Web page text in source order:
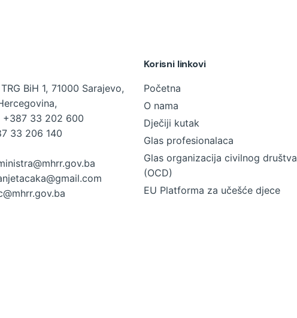
BiH 1, 71000 Sarajevo,
+387 33 202 600
33 206 140
Korisni linkovi
Početna
O nama
Dječiji kutak
Glas profesionalaca
Glas organizacija civilnog društva
(OCD)
EU Platforma za učešće djece